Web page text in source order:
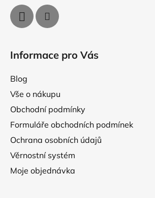
Informace pro Vás
Blog
Vše o nákupu
Obchodní podmínky
Formuláře obchodních podmínek
Ochrana osobních údajů
Věrnostní systém
Moje objednávka